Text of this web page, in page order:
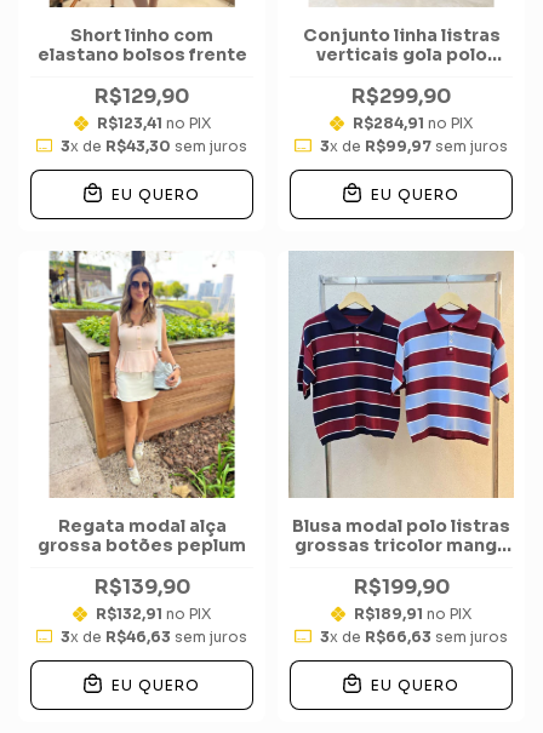
Short linho com
elastano bolsos frente
R$129,90
R$123,41 no PIX
3x de R$43,30 sem juros
EU QUERO
Conjunto linha listras
verticais gola polo
R$299,90
R$284,91 no PIX
3x de R$99,97sem juros
EU QUERO
Regata modal alça
grossa botões peplum
R$139,90
R$132,91 no PIX
3x de R$46,63 sem juros
EU QUERO
Blusa modal polo listras
grossas tricolor manga
R$199,90
R$189,91 no PIX
3x de R$66,63 sem juros
EU QUERO